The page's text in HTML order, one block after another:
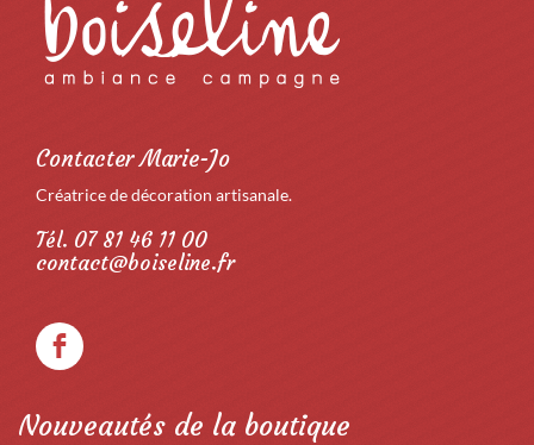
Contacter Marie-Jo
Créatrice de décoration artisanale.
Tél. 07 81 46 11 00
contact@boiseline.fr
Nouveautés de la boutique